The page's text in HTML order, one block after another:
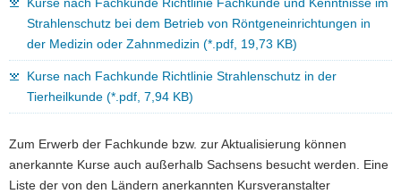
Strahlenschutz bei dem Betrieb von Röntgeneinrichtungen in
der Medizin oder Zahnmedizin (*.pdf, 19,73 KB)
Kurse nach Fachkunde Richtlinie Strahlenschutz in der
Tierheilkunde (*.pdf, 7,94 KB)
Zum Erwerb der Fachkunde bzw. zur Aktualisierung können
anerkannte Kurse auch außerhalb Sachsens besucht werden. Eine
Liste der von den Ländern anerkannten Kursveranstalter